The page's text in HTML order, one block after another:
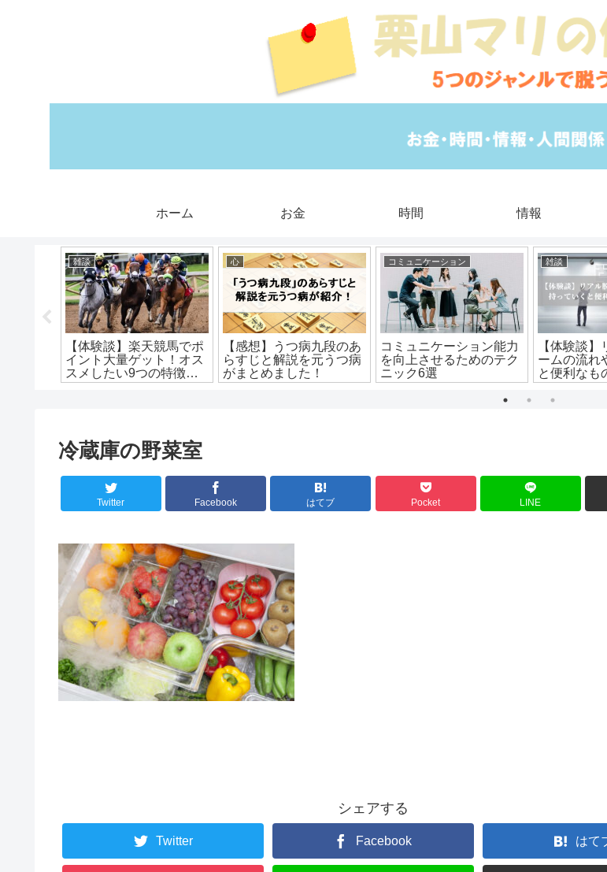
ホーム お金 時間 情報
雑談
【体験談】楽天競馬でポ
イント大量ゲット！オス
スメしたい9つの特徴を
解説！
心
【感想】うつ病九段のあ
らすじと解説を元うつ病
がまとめました！
コミュニケーション
コミュニケーション能力
を向上させるためのテク
ニック6選
雑談
【体験談
ームの流れ
と便利なも
冷蔵庫の野菜室
Twitter Facebook はてブ Pocket LINE
シェアする
Twitter Facebook はて